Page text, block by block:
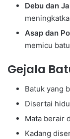
Debu dan
Asap dan
memicu
Gejala
Batuk yang
Disertai
Mata berair
Kadang